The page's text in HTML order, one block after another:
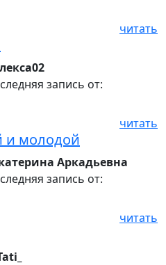
читать
запись от:
читать
и молодой
Аркадьевна
запись от:
читать